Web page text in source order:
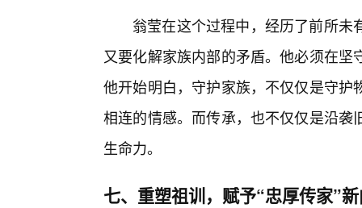
翁莹在这个过程中，经历了前所未
又要化解家族内部的矛盾。他必须在
他开始明白，守护家族，不仅仅是守
相连的情感。而传承，也不仅仅是沿
生命力。
七、重塑祖训，赋予“忠厚传家”